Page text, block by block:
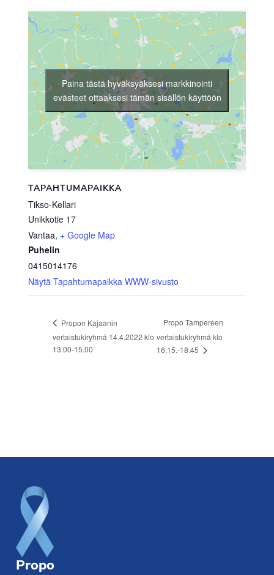
TAPAHTUMAPAIKKA
Tikso-Kellari
Unikkotie 17
Vantaa, + Google Map
Puhelin
0415014176
Näytä Tapahtumapaikka WWW-sivusto
Paina tästä hyväksyäksesi markkinointi
evästeet ottaaksesi tämän sisällön käyttöön
Propon Kajaanin
vertaistukiryhmä 14.4.2022 klo
13.00-15.00
Propo Tampereen
vertaistukiryhmä klo
16.15.-18.45
Propo